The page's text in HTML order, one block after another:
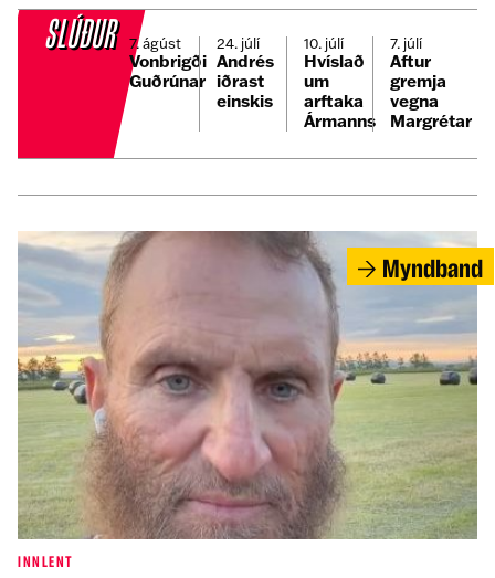
SLÚÐUR 7. ágúst
Vonbrigði
Guðrúnar
24. júlí
Andrés
iðrast
einskis
10. júlí
Hvíslað
um
arftaka
Ármanns
7. júlí
Aftur
gremja
vegna
Margrétar
Myndband
INNLENT